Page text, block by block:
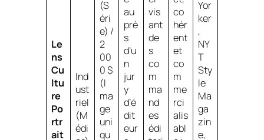
Le
ns
Cu
ltu
re
Po
rtr
ait
Ind
ust
riel
(M
édi
(S
éri
e) /
2
00
0 $
(I
ma
ge
uni
qu
au
prè
s
d’u
n
jur
y
d’é
dit
eur
vis
ant
de
s
co
m
ma
nd
es
édi
co
hér
ent
et
co
m
me
rci
alis
abl
Yor
ker
,
NY
T
Sty
le
Ma
ga
zin
e,